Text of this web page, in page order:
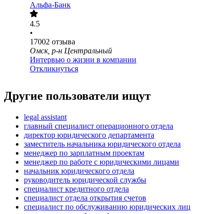
Альфа-Банк
4.5
•
17002 отзыва
Омск, р-н Центральный
Интервью о жизни в компании
Откликнуться
Другие пользователи ищут
legal assistant
главный специалист операционного отдела
директор юридического департамента
заместитель начальника юридического отдела
менеджер по зарплатным проектам
менеджер по работе с юридическими лицами
начальник юридического отдела
руководитель юридической службы
специалист кредитного отдела
специалист отдела открытия счетов
специалист по обслуживанию юридических лиц